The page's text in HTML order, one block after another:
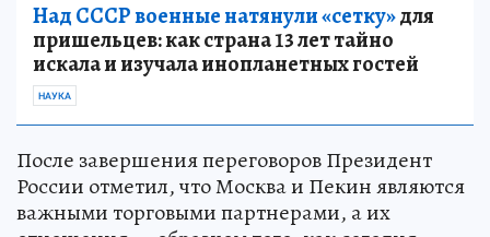
Над СССР военные натянули «сетку»для
пришельцев: как страна 13 лет тайно
искала и изучала инопланетных гостей
НАУКА
После завершения переговоров Президент
России отметил, что Москва и Пекин являются
важными торговыми партнерами, а их